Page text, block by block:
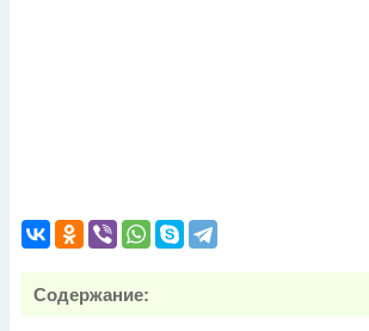
Содержание: